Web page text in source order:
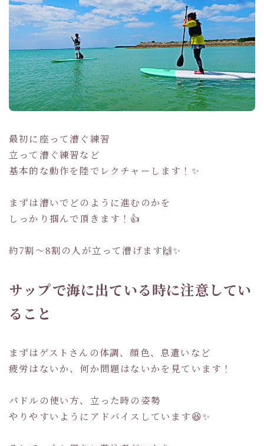
最初に座って漕ぐ練習
立って漕ぐ練習など
基本的な動作を陸でレクチャーします！✨
まずは漕いでどのように進むのかを
しっかり掴んで頂きます！👍
約7割～8割の人が立って漕げます🙌✨
サップで海に出ている時に注意してい
ること
まずはゲストさんの体調、顔色、息遣いなど
疲労はないか、何か問題はないかを見ています！
パドルの使い方、立った時の姿勢
やりやすいようにアドバイスしています😆✨